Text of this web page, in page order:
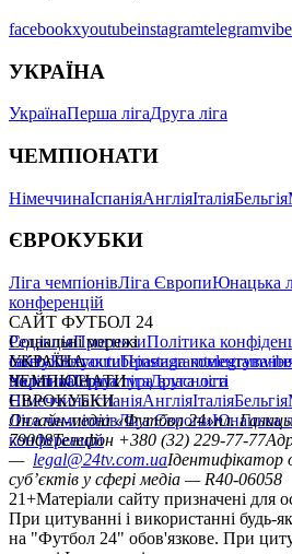
facebookxyoutubeinstagramtelegram
УКРАЇНА
УкраїнаПерша лігаДруга ліга
ЧЕМПІОНАТИ
НімеччинаІспаніяАнгліяІталіяБельгія
ЄВРОКУБКИ
Ліга чемпіонівЛіга ЄвропиЮнацька
конференцій
САЙТ ФУТБОЛ 24
РедакціяПрогнозиПолітика
сайтуКонтактиПравила
політикаСтруктура власності
Соціальні мережі
facebookxyoutubeinstagramtelegram
УКРАЇНА
УкраїнаПерша лігаДруга ліга
ЧЕМПІОНАТИ
НімеччинаІспаніяАнгліяІталіяБельгія
ЄВРОКУБКИ
Ліга чемпіонівЛіга ЄвропиЮнацька
конференцій
Онлайн-медіа «Футбол 24»пл.
79008Телефон +380 (32) 229-77-77
— legal@24tv.com.uaІдентифікатор
суб’єктів у сфері медіа — R40-06058
21+Матеріали сайту призначені для
При цитуванні і використанні будь-
на "Футбол 24" обов'язкове. При